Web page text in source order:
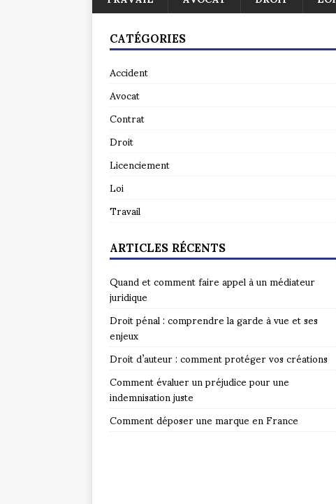
CATÉGORIES
Accident
Avocat
Contrat
Droit
Licenciement
Loi
Travail
ARTICLES RÉCENTS
Quand et comment faire appel à un médiateur
juridique
Droit pénal : comprendre la garde à vue et ses
enjeux
Droit d’auteur : comment protéger vos créations
Comment évaluer un préjudice pour une
indemnisation juste
Comment déposer une marque en France